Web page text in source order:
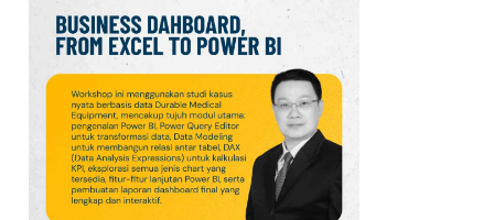
8
Simak Prakiraan Cuaca
Jawa Barat Kamis (6/8):
Waspada Hujan Ringan
di 3 Wilayah
Tema dan Logo Hari
Pramuka Ke-65 Tahun
2026: Aktif Dukung